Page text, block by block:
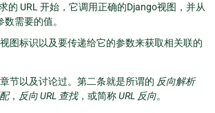
的 URL 开始，它调用正确的Django视图，并从
需要的值。
图标识以及要传递给它的参数来获取相关联的
节以及讨论过。第二条就是所谓的 反向解析
， 反向 URL 查找，或简称URL 反向。